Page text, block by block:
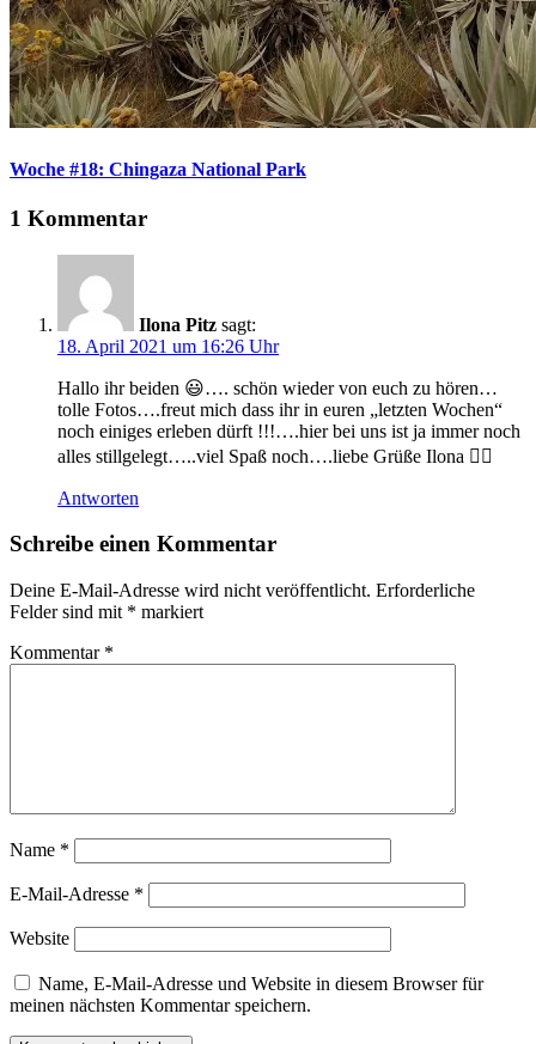
Woche #18: Chingaza National Park
1 Kommentar
Ilona Pitz sagt:
18. April 2021 um 16:26 Uhr
Hallo ihr beiden 😃…. schön wieder von euch zu hören…
tolle Fotos….freut mich dass ihr in euren „letzten Wochen“
noch einiges erleben dürft !!!….hier bei uns ist ja immer noch
alles stillgelegt…..viel Spaß noch….liebe Grüße Ilona 🙋‍♀️
Antworten
Schreibe einen Kommentar
Deine E-Mail-Adresse wird nicht veröffentlicht. Erforderliche
Felder sind mit * markiert
Kommentar *
Name *
E-Mail-Adresse *
Website
Name, E-Mail-Adresse und Website in diesem Browser für
meinen nächsten Kommentar speichern.